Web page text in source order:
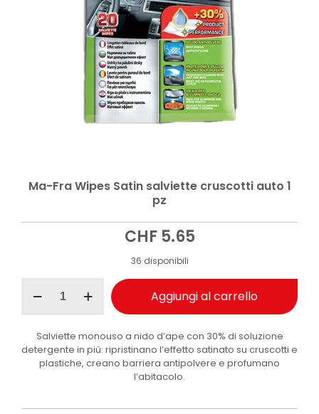
Ma-Fra Wipes Satin salviette cruscotti auto 1
pz
CHF5.65
36 disponibili
Fra
salviette
cruscotti
auto
quantità
Aggiungi al carrello
Salviette monouso a nido d’ape con 30% di soluzione
detergente in più: ripristinano l’effetto satinato su cruscotti e
plastiche, creano barriera antipolvere e profumano
l’abitacolo.